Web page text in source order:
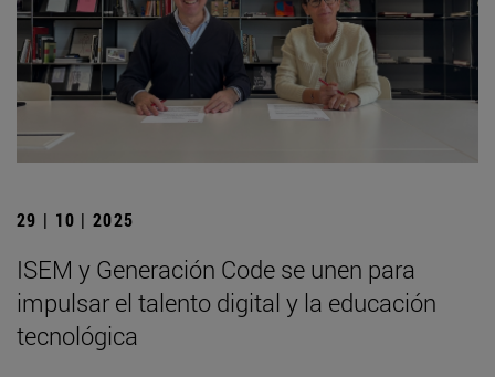
29 | 10 | 2025
ISEM y Generación Code se unen para
impulsar el talento digital y la educación
tecnológica